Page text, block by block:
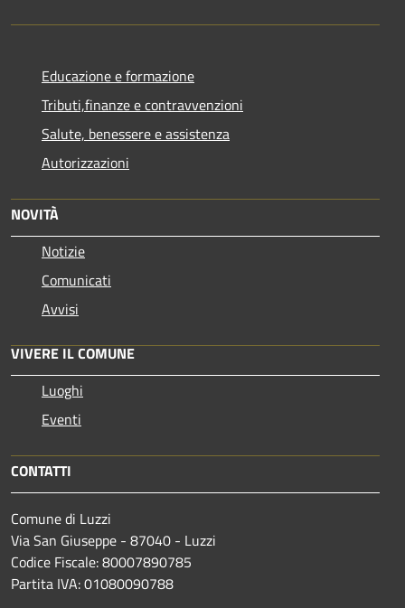
Educazione e formazione
Tributi,finanze e contravvenzioni
Salute, benessere e assistenza
Autorizzazioni
NOVITÀ
Notizie
Comunicati
Avvisi
VIVERE IL COMUNE
Luoghi
Eventi
CONTATTI
Comune di Luzzi
Via San Giuseppe - 87040 - Luzzi
Codice Fiscale: 80007890785
Partita IVA: 01080090788